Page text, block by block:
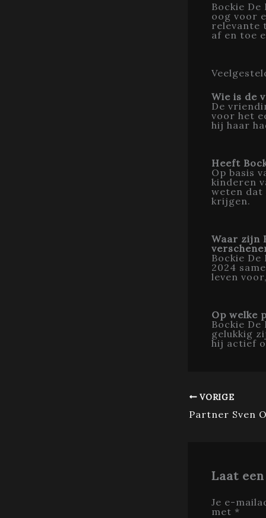
Bockie
oog voor
relevante
af en toe
Wie is de
De
voor het
hij haar
Heeft
Op basis
kinderen
weten dat
krijgen.
Waar zijn
Bockie
2024
leven
Op welke
Bockie
gelukkig
hij actief
VORIGE
Laat
Je e-
met *